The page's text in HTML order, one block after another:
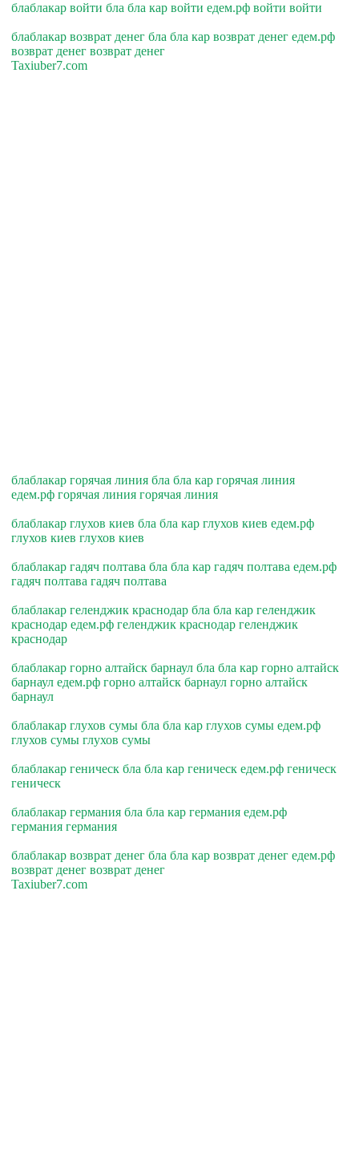
блаблакар войти бла бла кар войти едем.рф войти войти
блаблакар возврат денег бла бла кар возврат денег едем.рф
возврат денег возврат денег
Taxiuber7.com
блаблакар горячая линия бла бла кар горячая линия
едем.рф горячая линия горячая линия
блаблакар глухов киев бла бла кар глухов киев едем.рф
глухов киев глухов киев
блаблакар гадяч полтава бла бла кар гадяч полтава едем.рф
гадяч полтава гадяч полтава
блаблакар геленджик краснодар бла бла кар геленджик
краснодар едем.рф геленджик краснодар геленджик
краснодар
блаблакар горно алтайск барнаул бла бла кар горно алтайск
барнаул едем.рф горно алтайск барнаул горно алтайск
барнаул
блаблакар глухов сумы бла бла кар глухов сумы едем.рф
глухов сумы глухов сумы
блаблакар геническ бла бла кар геническ едем.рф геническ
геническ
блаблакар германия бла бла кар германия едем.рф
германия германия
блаблакар возврат денег бла бла кар возврат денег едем.рф
возврат денег возврат денег
Taxiuber7.com